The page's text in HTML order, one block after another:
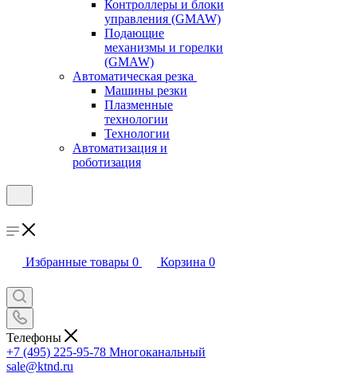
Контроллеры и блоки
управления (GMAW)
Подающие
механизмы и горелки
(GMAW)
Автоматическая резка
Машины резки
Плазменные
технологии
Технологии
Автоматизация и
роботизация
Избранные товары 0 Корзина 0
Телефоны
+7 (495) 225-95-78 Многоканальный
sale@ktnd.ru